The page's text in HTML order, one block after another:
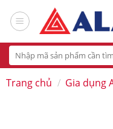
Tìm
kiếm:
Trang chủ / Gia dụng